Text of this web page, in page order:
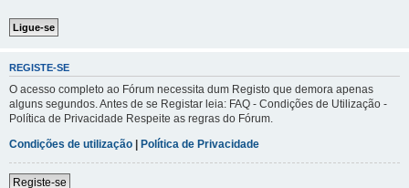
REGISTE-SE
O acesso completo ao Fórum necessita dum Registo que demora apenas
alguns segundos. Antes de se Registar leia: FAQ - Condições de Utilização -
Política de Privacidade Respeite as regras do Fórum.
Condições de utilização | Política de Privacidade
Registe-se